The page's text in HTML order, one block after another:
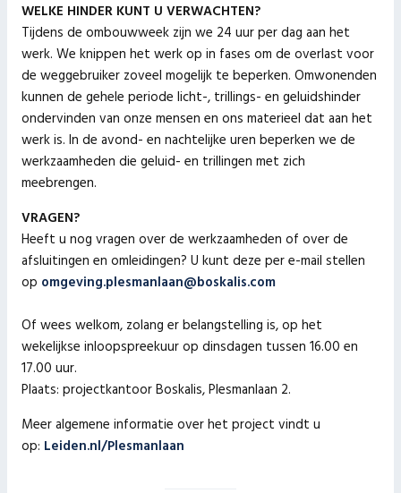
WELKE HINDER KUNT U VERWACHTEN?
Tijdens de ombouwweek zijn we 24 uur per dag aan het
werk. We knippen het werk op in fases om de overlast voor
de weggebruiker zoveel mogelijk te beperken. Omwonenden
kunnen de gehele periode licht-, trillings- en geluidshinder
ondervinden van onze mensen en ons materieel dat aan het
werk is. In de avond- en nachtelijke uren beperken we de
werkzaamheden die geluid- en trillingen met zich
meebrengen.
VRAGEN?
Heeft u nog vragen over de werkzaamheden of over de
afsluitingen en omleidingen? U kunt deze per e-mail stellen
op omgeving.plesmanlaan@boskalis.com
Of wees welkom, zolang er belangstelling is, op het
wekelijkse inloopspreekuur op dinsdagen tussen 16.00 en
17.00 uur.
Plaats: projectkantoor Boskalis, Plesmanlaan 2.
Meer algemene informatie over het project vindt u
op: Leiden.nl/Plesmanlaan